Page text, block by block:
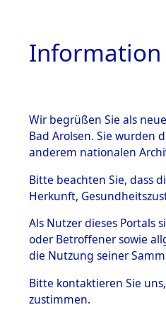
BESTÄNDE
Inhaftierungsdoku
mente
1.2.9 Beim ITS
verwahrte
1.2.9.1
Effekten aus
Information
Wir begrüßen Sie als
Bad Arolsen. Sie wurden
anderem nationalen
Bitte beachten Sie, dass
Herkunft,
Als Nutzer dieses Portals
oder Betroffener sowie
die Nutzung seiner
Bitte kontaktieren Sie
zustimmen.